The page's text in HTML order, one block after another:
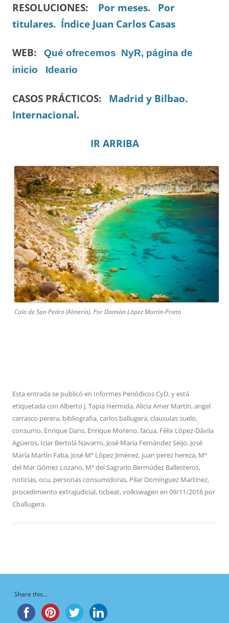
RESOLUCIONES: Por meses.
Por
titulares. Índice Juan Carlos Casas
WEB: Qué ofrecemos NyR, página de
inicio
Ideario
CASOS PRÁCTICOS: Madrid y Bilbao.
Internacional.
IR ARRIBA
Cala de San Pedro (Almería). Por Damián López Martín-Prieto
Esta entrada se publicó en Informes Periódicos CyD.y está
etiquetada con Alberto J. Tapia Hermida,Alicia Amer Martín,angel
carrasco perera, bibliografia,carlos ballugera,clausulas suelo,
consumo, Enrique Dans, Enrique Moreno,facua, Félix López-Dávila
Agüeros, Iciar Bertolá Navarro, José María Fernández Seijo, José
María Martín Faba, José Mª López Jiménez, juan perez hereza, Mª
del Mar Gómez Lozano, Mª del Sagrario Bermúdez Ballesteros,
noticias,ocu, personas consumidoras, Pilar Domínguez Martínez,
procedimiento extrajudicial,ticbeat,volkswagen en 09/11/2016 por
Cballugera.
Share this...